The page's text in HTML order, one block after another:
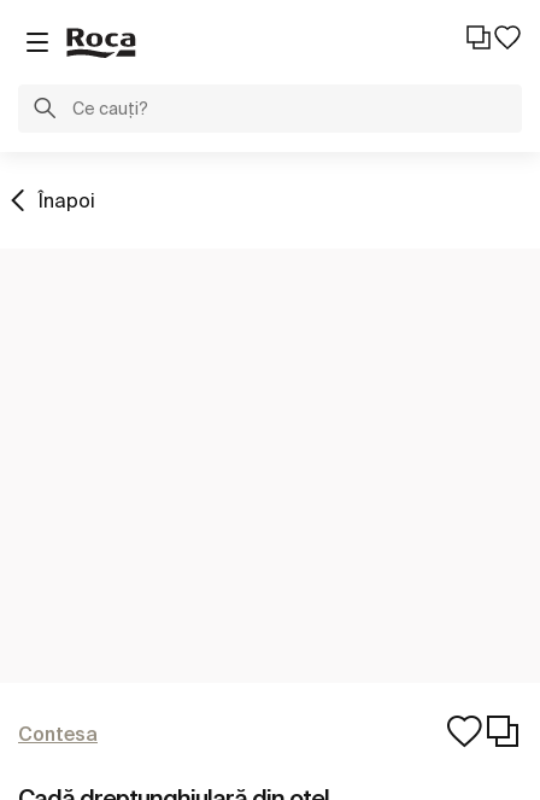
Înapoi
Contesa